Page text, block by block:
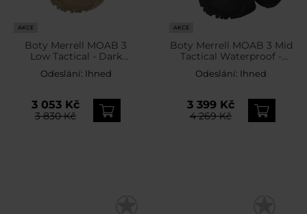
AKCE
Boty Merrell MOAB 3
Low Tactical - Dark
Coyote
Odeslání: Ihned
3 053 Kč
3 830 Kč
AKCE
Boty Merrell MOAB 3 Mid
Tactical Waterproof -
Black
Odeslání: Ihned
3 399 Kč
4 269 Kč